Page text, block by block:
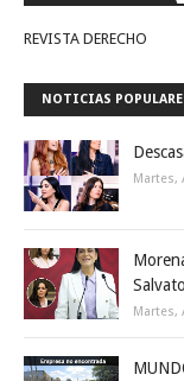
REVISTA DERECHO
NOTICIAS
Martes,
Martes,